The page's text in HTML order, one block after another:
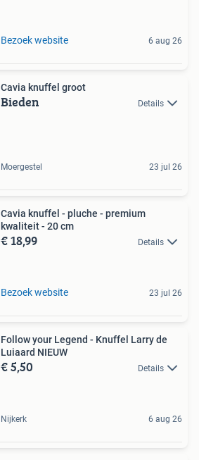
Bezoek website 6 aug 26
Cavia knuffel groot
Bieden Details
Moergestel 23 jul 26
Cavia knuffel - pluche - premium
kwaliteit - 20 cm
€ 18,99 Details
Bezoek website 23 jul 26
Follow your Legend - Knuffel Larry de
Luiaard NIEUW
€ 5,50 Details
Nijkerk 6 aug 26